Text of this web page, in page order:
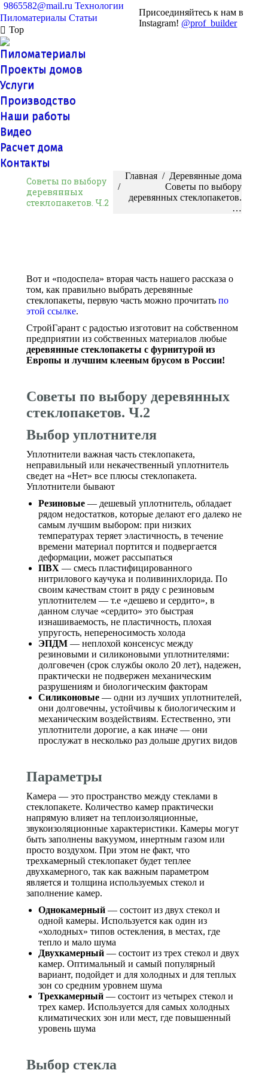
9865582@mail.ru Технологии
Пиломатериалы Статьи
Top
Присоединяйтесь к нам в
Instagram! @prof_builder
Пиломатериалы
Проекты домов
Услуги
Производство
Наши работы
Видео
Расчет дома
Контакты
Советы по выбору
деревянных
стеклопакетов. Ч.2
Вы здесь:
Главная
Деревянные дома
Советы по выбору
деревянных стеклопакетов.
…
Вот и «подоспела» вторая часть нашего рассказа о
том, как правильно выбрать деревянные
стеклопакеты, первую часть можно прочитать по
этой ссылке.
СтройГарант с радостью изготовит на собственном
предприятии из собственных материалов любые
деревянные стеклопакеты с фурнитурой из
Европы и лучшим клееным брусом в России!
Советы по выбору деревянных
стеклопакетов. Ч.2
Выбор уплотнителя
Уплотнители важная часть стеклопакета,
неправильный или некачественный уплотнитель
сведет на «Нет» все плюсы стеклопакета.
Уплотнители бывают
Резиновые — дешевый уплотнитель, обладает
рядом недостатков, которые делают его далеко не
самым лучшим выбором: при низких
температурах теряет эластичность, в течение
времени материал портится и подвергается
деформации, может рассыпаться
ПВХ — смесь пластифицированного
нитрилового каучука и поливинихлорида. По
своим качествам стоит в ряду с резиновым
уплотнителем — т.е «дешево и сердито», в
данном случае «сердито» это быстрая
изнашиваемость, не пластичность, плохая
упругость, непереносимость холода
ЭПДМ — неплохой консенсус между
резиновыми и силиконовыми уплотнителями:
долговечен (срок службы около 20 лет), надежен,
практически не подвержен механическим
разрушениям и биологическим факторам
Силиконовые — одни из лучших уплотнителей,
они долговечны, устойчивы к биологическим и
механическим воздействиям. Естественно, эти
уплотнители дорогие, а как иначе — они
прослужат в несколько раз дольше других видов
Параметры
Камера — это пространство между стеклами в
стеклопакете. Количество камер практически
напрямую влияет на теплоизоляционные,
звукоизоляционные характеристики. Камеры могут
быть заполнены вакуумом, инертным газом или
просто воздухом. При этом не факт, что
трехкамерный стеклопакет будет теплее
двухкамерного, так как важным параметром
является и толщина используемых стекол и
заполнение камер.
Однокамерный — состоит из двух стекол и
одной камеры. Используется как один из
«холодных» типов остекления, в местах, где
тепло и мало шума
Двухкамерный — состоит из трех стекол и двух
камер. Оптимальный и самый популярный
вариант, подойдет и для холодных и для теплых
зон со средним уровнем шума
Трехкамерный — состоит из четырех стекол и
трех камер. Используется для самых холодных
климатических зон или мест, где повышенный
уровень шума
Выбор стекла